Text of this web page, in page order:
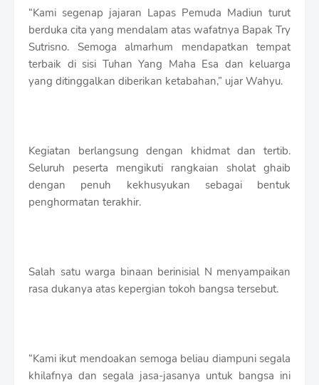
“Kami segenap jajaran Lapas Pemuda Madiun turut
berduka cita yang mendalam atas wafatnya Bapak Try
Sutrisno. Semoga almarhum mendapatkan tempat
terbaik di sisi Tuhan Yang Maha Esa dan keluarga
yang ditinggalkan diberikan ketabahan,” ujar Wahyu.
Kegiatan berlangsung dengan khidmat dan tertib.
Seluruh peserta mengikuti rangkaian sholat ghaib
dengan penuh kekhusyukan sebagai bentuk
penghormatan terakhir.
Salah satu warga binaan berinisial N menyampaikan
rasa dukanya atas kepergian tokoh bangsa tersebut.
“Kami ikut mendoakan semoga beliau diampuni segala
khilafnya dan segala jasa-jasanya untuk bangsa ini